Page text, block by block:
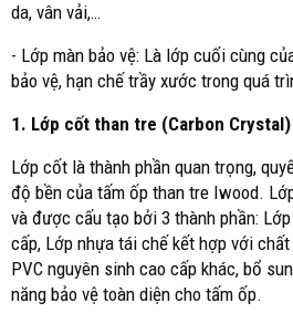
da, vân vải,…
- Lớp màn bảo vệ: Là lớp cuối cùng
bảo vệ, hạn chế trầy xước trong quá
1. Lớp cốt than tre (Carbon Crystal)
Lớp cốt là thành phần quan trọng,
độ bền của tấm ốp than tre Iwood.
và được cấu tạo bởi 3 thành phần:
cấp, Lớp nhựa tái chế kết hợp với
PVC nguyên sinh cao cấp khác, bổ
năng bảo vệ toàn diện cho tấm ốp.